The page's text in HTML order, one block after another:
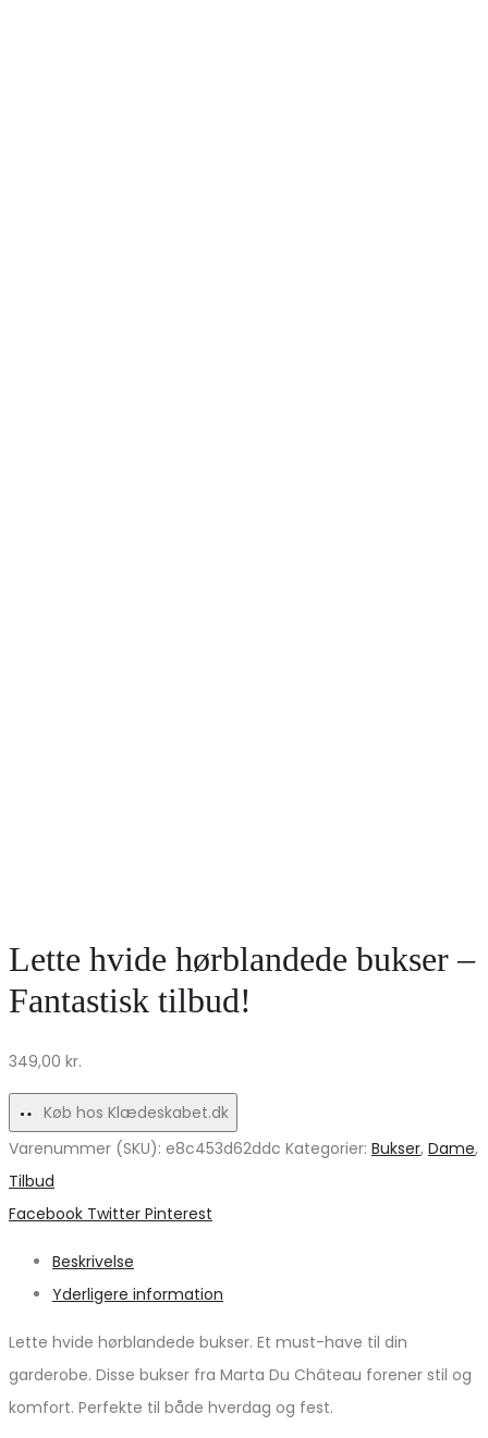
Lette hvide hørblandede bukser –
Fantastisk tilbud!
349,00 kr.
Køb hos Klædeskabet.dk
Varenummer (SKU): e8c453d62ddc Kategorier: Bukser, Dame,
Tilbud
Share
Facebook Twitter Pinterest
Beskrivelse
Yderligere information
Lette hvide hørblandede bukser. Et must-have til din
garderobe. Disse bukser fra Marta Du Château forener stil og
komfort. Perfekte til både hverdag og fest.